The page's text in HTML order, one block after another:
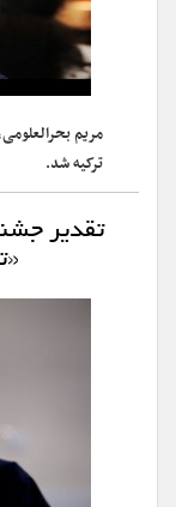
مریم
ترکیه شد.
تقدیر